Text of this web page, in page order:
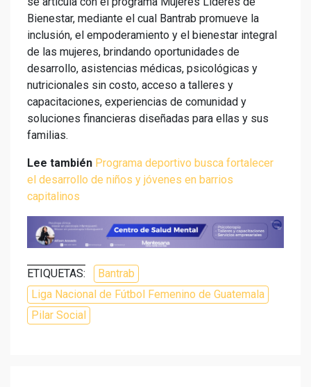
Bienestar, mediante el cual Bantrab promueve la
inclusión, el empoderamiento y el bienestar integral
de las mujeres, brindando oportunidades de
desarrollo, asistencias médicas, psicológicas y
nutricionales sin costo, acceso a talleres y
capacitaciones, experiencias de comunidad y
soluciones financieras diseñadas para ellas y sus
familias.
Lee también Programa deportivo busca fortalecer
el desarrollo de niños y jóvenes en barrios
capitalinos
ETIQUETAS:
Bantrab
Liga Nacional de Fútbol Femenino de Guatemala
Pilar Social